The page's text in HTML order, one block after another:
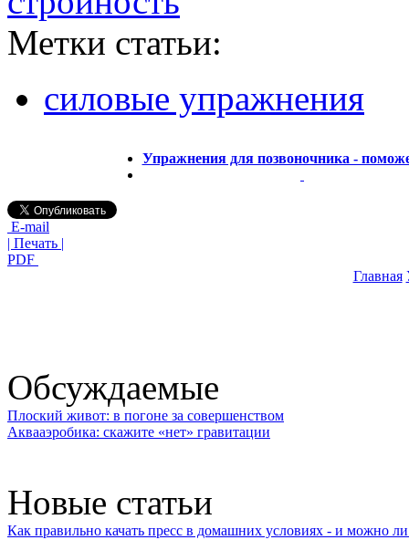
Метки статьи:
силовые упражнения
Упражнения для позвоночника -
E-mail
| Печать |
PDF
Главная
Обсуждаемые
Плоский живот: в погоне за совершенством
Аквааэробика: скажите «нет» гравитации
Новые статьи
Как правильно качать пресс в домашних условиях - и можно